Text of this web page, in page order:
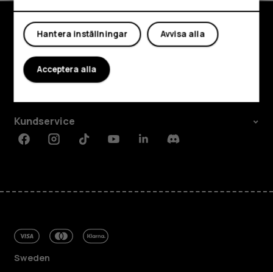
Utforska
Om
Kundservice
FacebookInstagramTiktokYoutubeLinkedinDiscord
Sweden
Avvisa alla
Hantera inställningar
Acceptera alla